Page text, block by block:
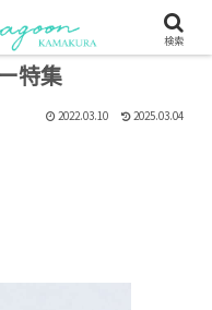
特集
2022.03.10 2025.03.04
検索